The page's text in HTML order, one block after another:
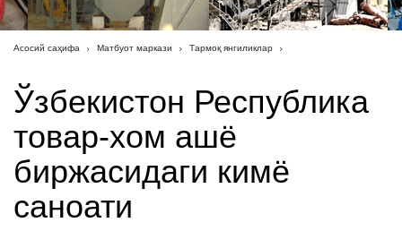
Асосий саҳифа Матбуот маркази Тармоқ янгиликлар
Ўзбекистон Республика
товар-хом ашё
биржасидаги кимё
саноати